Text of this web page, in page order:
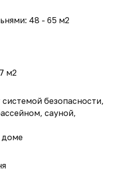
48 - 65 м2
м2
безопасности,
сауной,
доме